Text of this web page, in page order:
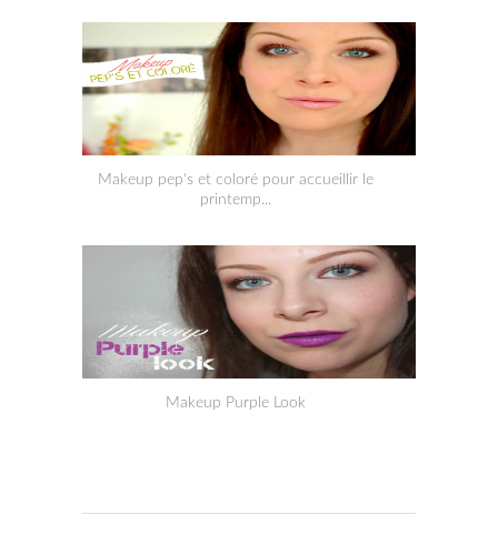
Makeup pep's et coloré pour accueillir le
printemp...
Makeup Purple Look